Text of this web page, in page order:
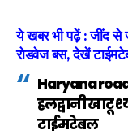
ये खबर भी पढ़ें : जींद से
रोडवेज बस, देखें
Haryana
हलद्वानी खाटू
टाईमटेबल